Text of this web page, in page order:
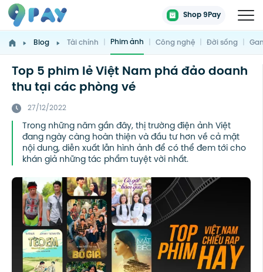
Shop 9Pay
Blog Tài chính | Phim ảnh | Công nghệ | Đời sống |
Top 5 phim lẻ Việt Nam phá đảo doanh
thu tại các phòng vé
27/12/2022
Trong những năm gần đây, thị trường điện ảnh Việt
đang ngày càng hoàn thiện và đầu tư hơn về cả mặt
nội dung, diễn xuất lẫn hình ảnh để có thể đem tới cho
khán giả những tác phẩm tuyệt vời nhất.